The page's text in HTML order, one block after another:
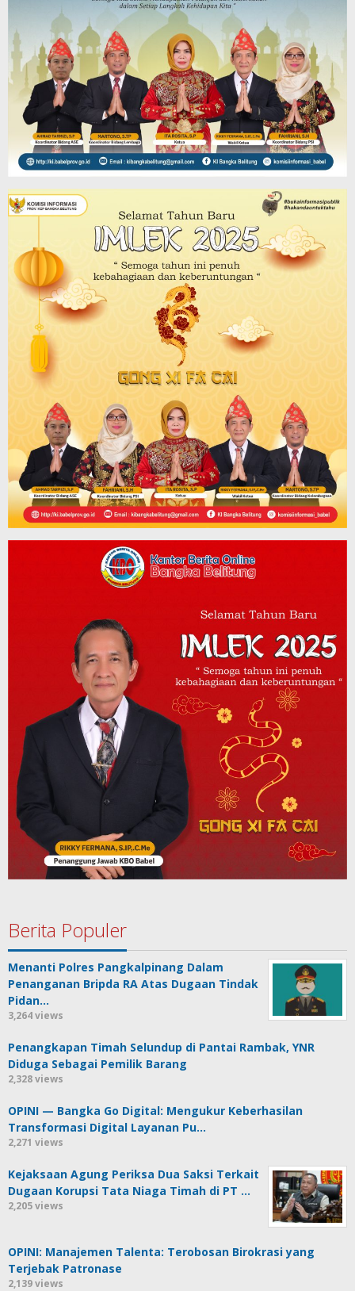
Berita Populer
Menanti Polres Pangkalpinang Dalam
Penanganan Bripda RA Atas Dugaan Tindak
Pidan…
3,264 views
Penangkapan Timah Selundup di Pantai Rambak, YNR
Diduga Sebagai Pemilik Barang
2,328 views
OPINI — Bangka Go Digital: Mengukur Keberhasilan
Transformasi Digital Layanan Pu…
2,271 views
Kejaksaan Agung Periksa Dua Saksi Terkait
Dugaan Korupsi Tata Niaga Timah di PT …
2,205 views
OPINI: Manajemen Talenta: Terobosan Birokrasi yang
Terjebak Patronase
2,139 views